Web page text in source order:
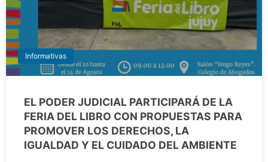
Informativas
EL PODER JUDICIAL PARTICIPARÁ DE LA
FERIA DEL LIBRO CON PROPUESTAS PARA
PROMOVER LOS DERECHOS, LA
IGUALDAD Y EL CUIDADO DEL AMBIENTE